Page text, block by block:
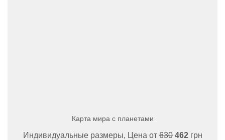
Карта мира с планетами
Индивидуальные размеры, Цена от630 462грн